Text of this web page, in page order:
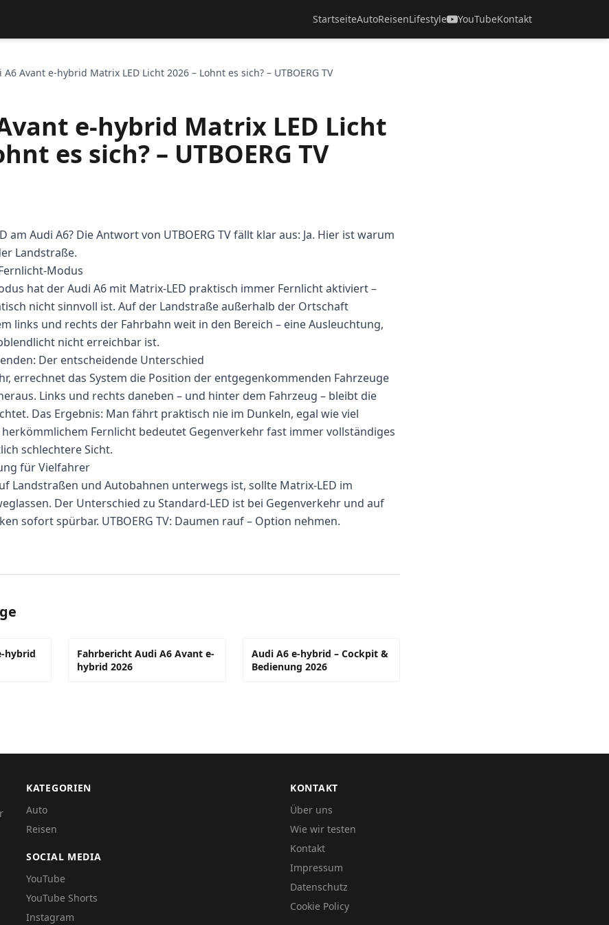
StartseiteAutoReisenLifestyle YouTubeKontakt
A6 Avant e-hybrid Matrix LED Licht 2026 – Lohnt es sich? – UTBOERG TV
e-hybrid Matrix LED Licht
es sich? – UTBOERG TV
am Audi A6? Die Antwort von UTBOERG TV fällt klar aus: Ja. Hier ist warum
Landstraße.
Modus
hat der Audi A6 mit Matrix-LED praktisch immer Fernlicht aktiviert –
nicht sinnvoll ist. Auf der Landstraße außerhalb der Ortschaft
links und rechts der Fahrbahn weit in den Bereich – eine Ausleuchtung,
nicht erreichbar ist.
Der entscheidende Unterschied
errechnet das System die Position der entgegenkommenden Fahrzeuge
Links und rechts daneben – und hinter dem Fahrzeug – bleibt die
Das Ergebnis: Man fährt praktisch nie im Dunkeln, egal wie viel
Fernlicht bedeutet Gegenverkehr fast immer vollständiges
schlechtere Sicht.
für Vielfahrer
Landstraßen und Autobahnen unterwegs ist, sollte Matrix-LED im
Der Unterschied zu Standard-LED ist bei Gegenverkehr und auf
sofort spürbar. UTBOERG TV: Daumen rauf – Option nehmen.
hybrid
Fahrbericht Audi A6 Avant e-
hybrid 2026
Audi A6 e-hybrid – Cockpit &
Bedienung 2026
KATEGORIEN
Auto
Reisen
SOCIAL MEDIA
YouTube
YouTube Shorts
Instagram
KONTAKT
Über uns
Wie wir testen
Kontakt
Impressum
Datenschutz
Cookie Policy